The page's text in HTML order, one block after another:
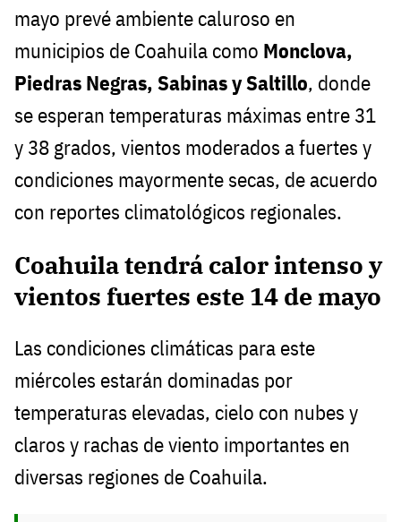
mayo prevé ambiente caluroso en
municipios de Coahuila como Monclova,
Piedras Negras, Sabinas y Saltillo, donde
se esperan temperaturas máximas entre 31
y 38 grados, vientos moderados a fuertes y
condiciones mayormente secas, de acuerdo
con reportes climatológicos regionales.
Coahuila tendrá calor intenso y
vientos fuertes este 14 de mayo
Las condiciones climáticas para este
miércoles estarán dominadas por
temperaturas elevadas, cielo con nubes y
claros y rachas de viento importantes en
diversas regiones de Coahuila.